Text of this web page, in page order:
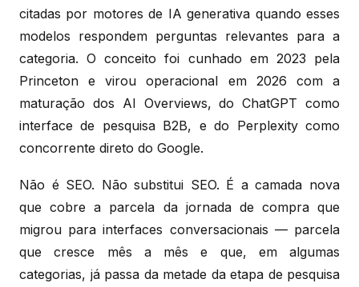
citadas por motores de IA generativa quando esses
modelos respondem perguntas relevantes para a
categoria. O conceito foi cunhado em 2023 pela
Princeton e virou operacional em 2026 com a
maturação dos AI Overviews, do ChatGPT como
interface de pesquisa B2B, e do Perplexity como
concorrente direto do Google.
Não é SEO. Não substitui SEO. É a camada nova
que cobre a parcela da jornada de compra que
migrou para interfaces conversacionais — parcela
que cresce mês a mês e que, em algumas
categorias, já passa da metade da etapa de pesquisa